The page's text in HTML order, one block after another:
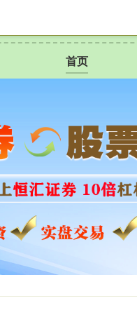
首页